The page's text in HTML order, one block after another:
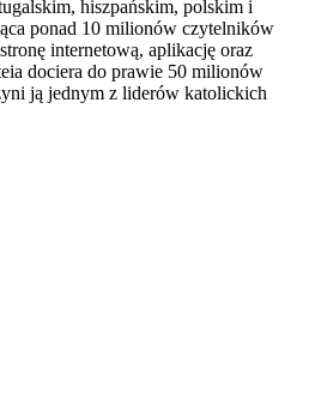
hiszpańskim, polskim i
ponad 10 milionów czytelników
internetową, aplikację oraz
dociera do prawie 50 milionów
ją jednym z liderów katolickich